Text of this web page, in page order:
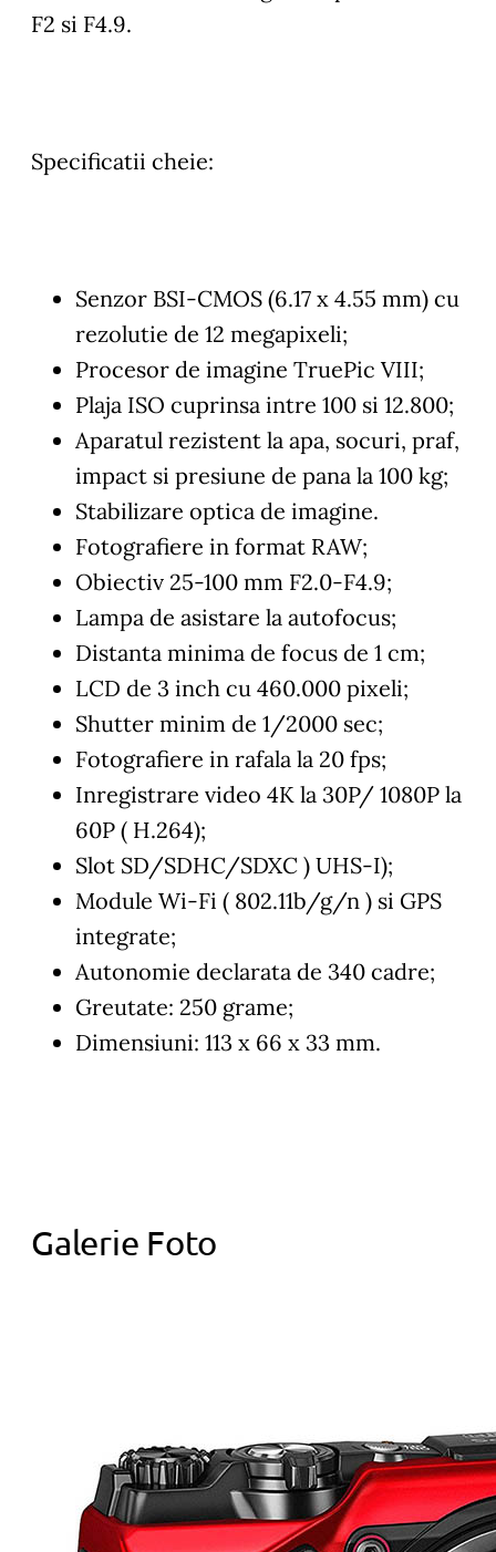
F2 si F4.9.
Specificatii cheie:
Senzor BSI-CMOS (6.17 x 4.55 mm) cu
rezolutie de 12 megapixeli;
Procesor de imagine TruePic VIII;
Plaja ISO cuprinsa intre 100 si 12.800;
Aparatul rezistent la apa, socuri, praf,
impact si presiune de pana la 100 kg;
Stabilizare optica de imagine.
Fotografiere in format RAW;
Obiectiv 25-100 mm F2.0-F4.9;
Lampa de asistare la autofocus;
Distanta minima de focus de 1 cm;
LCD de 3 inch cu 460.000 pixeli;
Shutter minim de 1/2000 sec;
Fotografiere in rafala la 20 fps;
Inregistrare video 4K la 30P/ 1080P la
60P ( H.264);
Slot SD/SDHC/SDXC ) UHS-I);
Module Wi-Fi ( 802.11b/g/n ) si GPS
integrate;
Autonomie declarata de 340 cadre;
Greutate: 250 grame;
Dimensiuni: 113 x 66 x 33 mm.
Galerie Foto